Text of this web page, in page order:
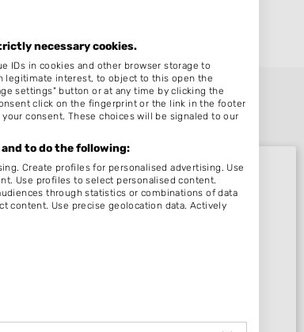
Beoordelingen Bellingwold..
necessary cookies.
IDs in cookies and other browser storage to
legitimate interest, to object to this open the
settings" button or at any time by clicking the
click on the fingerprint or the link in the footer
consent. These choices will be signaled to our
to do the following:
Create profiles for personalised advertising. Use
Use profiles to select personalised content.
through statistics or combinations of data
content. Use precise geolocation data. Actively